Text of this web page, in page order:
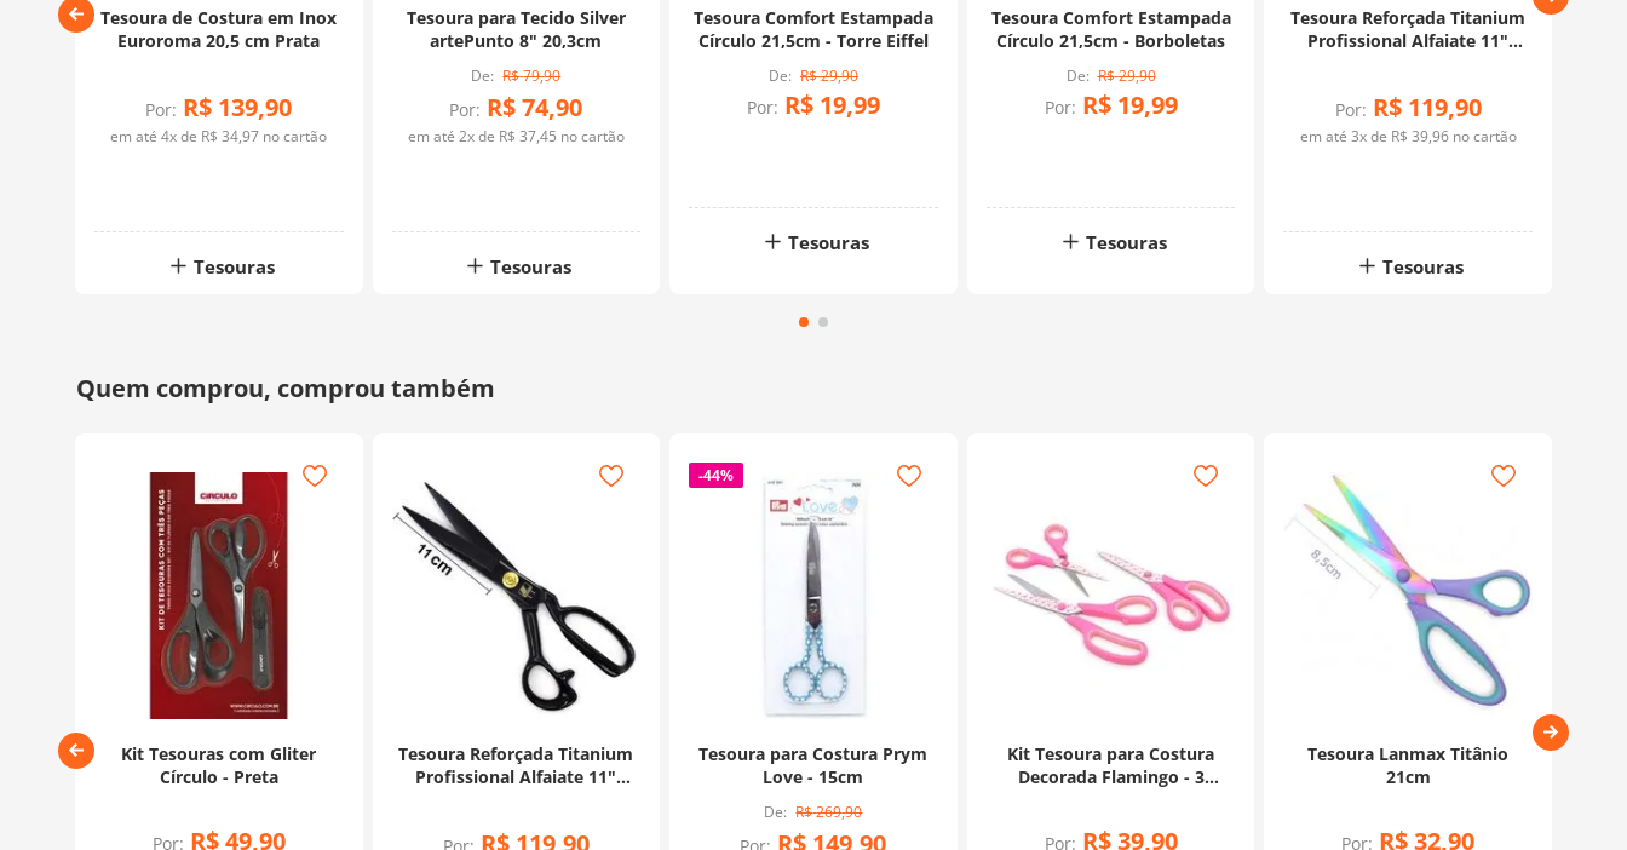
Tesoura de Costura em Inox
Euroroma 20,5 cm Prata
Por: R$ 139,90
em até4x de R$ 34,97 no cartão
Tesouras
Tesoura para Tecido Silver
artePunto 8" 20,3cm
R$79,90
Por: R$74,90
em até 2x de R$ 37,45 no cartão
Tesouras
Tesoura Comfort Estampada
Círculo 21,5cm - Torre Eiffel
R$29,90
Por: R$ 19,99
Tesouras
Tesoura Comfort Estampada
Círculo 21,5cm - Borboletas
R$29,90
Por: R$ 19,99
Tesouras
Tesoura Reforçada Titanium
Profissional Alfaiate 11"
Por: R$ 119,90
em até 3x de R$ 39,96no cartão
Tesouras
Kit Tesouras com Gliter
Círculo - Preta
Por: R$49,90
Tesoura Reforçada Titanium
Profissional Alfaiate 11"
R$ 119,90
-44%
Tesoura para Costura Prym
Love - 15cm
R$269,90
R$ 149,90
Kit Tesoura para Costura
Decorada Flamingo - 3
Por: R$ 39,90
Tesoura Lanmax Titânio
21cm
Por: R$32,90